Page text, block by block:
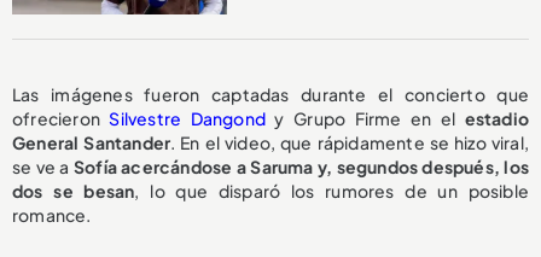
Las imágenes fueron captadas durante el concierto que
ofrecieronSilvestre Dangond y Grupo Firme en el estadio
General Santander. En el video, que rápidamente se hizo viral,
se ve a Sofía acercándose a Saruma y, segundos después, los
dos se besan, lo que disparó los rumores de un posible
romance.